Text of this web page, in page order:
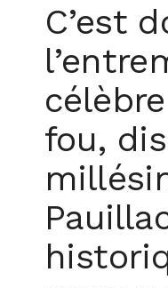
C’est
fou,